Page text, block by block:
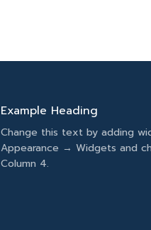
Example Heading
Change this text by adding
Appearance → Widgets and
Column 4.